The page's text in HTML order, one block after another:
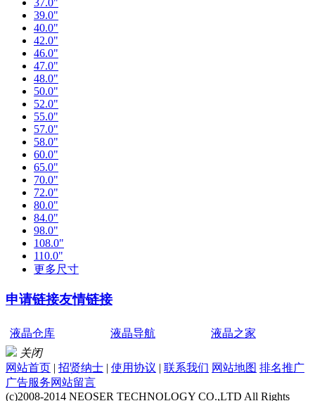
37.0"
39.0"
40.0"
42.0"
46.0"
47.0"
48.0"
50.0"
52.0"
55.0"
57.0"
58.0"
60.0"
65.0"
70.0"
72.0"
80.0"
84.0"
98.0"
108.0"
110.0"
更多尺寸
申请链接友情链接
液晶仓库 液晶导航
液晶之家
关闭
网站首页 | 招贤纳士 | 使用协议 | 联系我们 网站地图 排名推广
广告服务网站留言
(c)2008-2014 NEOSER TECHNOLOGY CO.,LTD All Rights